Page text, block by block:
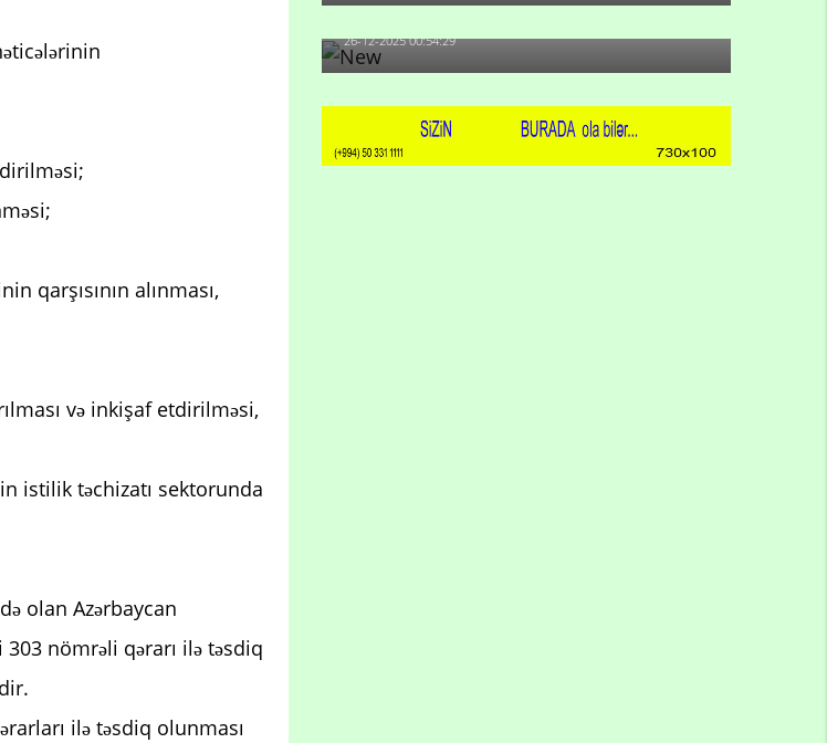
qarşısının alınması,
və inkişaf etdirilməsi,
istilik təchizatı sektorunda
olan Azərbaycan
nömrəli qərarı ilə təsdiq
ilə təsdiq olunması
bilirsən də, məni...
26-12-2025 00:54:29